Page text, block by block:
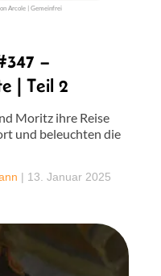
Arcole | Gemeinfrei
–
| Teil 2
Moritz ihre Reise
und beleuchten die
| 13. Januar 2025